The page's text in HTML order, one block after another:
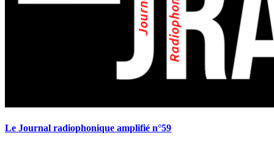
Le Journal radiophonique amplifié n°59